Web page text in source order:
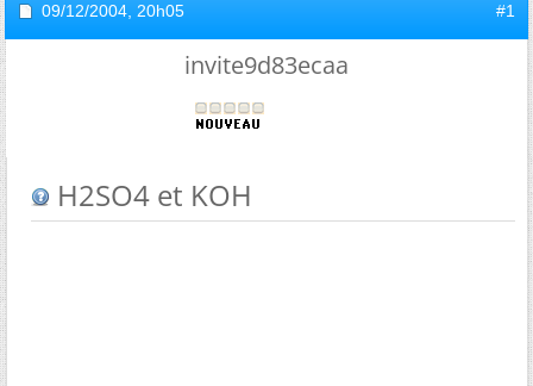
09/12/2004, 20h05 #1
invite9d83ecaa
H2SO4 et KOH